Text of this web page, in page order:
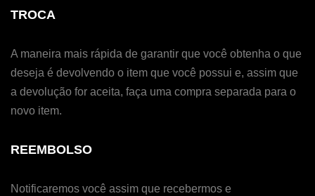
TROCA
A maneira mais rápida de garantir que você obtenha o que
deseja é devolvendo o item que você possui e, assim que
a devolução for aceita, faça uma compra separada para o
novo item.
REEMBOLSO
Notificaremos você assim que recebermos e